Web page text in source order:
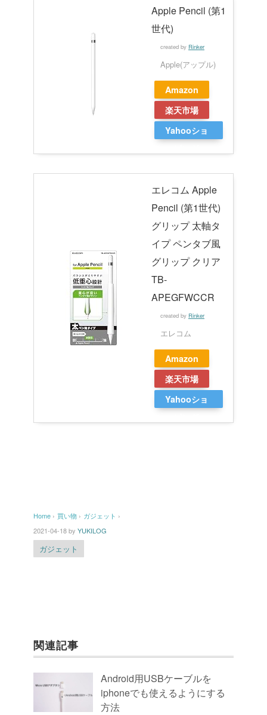
Apple Pencil (第1
世代)
created by Rinker
Apple(アップル)
Amazon
楽天市場
Yahooショ
エレコム Apple
Pencil (第1世代)
グリップ 太軸タ
イプ ペンタブ風
グリップ クリア
TB-
APEGFWCCR
created by Rinker
エレコム
Amazon
楽天市場
Yahooショ
Home › 買い物 › ガジェット ›
2021-04-18by YUKILOG
ガジェット
関連記事
Android用USBケーブルを
iphoneでも使えるようにする
方法